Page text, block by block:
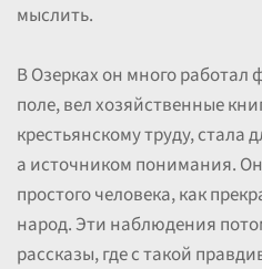
мыслить.
В Озерках он много работал
поле, вел хозяйственные
крестьянскому труду, стала
а источником понимания.
простого человека, как
народ. Эти наблюдения
рассказы, где с такой